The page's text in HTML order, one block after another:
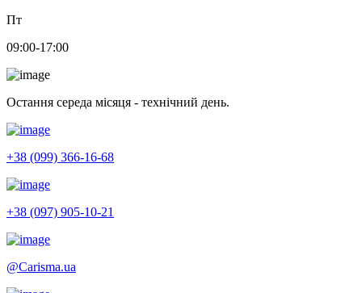
Пт
09:00-17:00
Остання середа місяця - технічний день.
+38 (099) 366-16-68
+38 (097) 905-10-21
@Carisma.ua